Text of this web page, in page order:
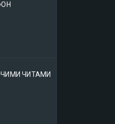
ЧИТАМИ